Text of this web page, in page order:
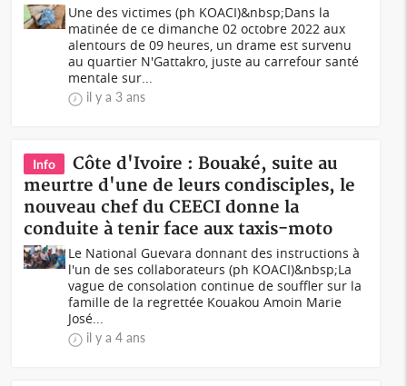
Une des victimes (ph KOACI)&nbsp;Dans la
matinée de ce dimanche 02 octobre 2022 aux
alentours de 09 heures, un drame est survenu
au quartier N'Gattakro, juste au carrefour santé
mentale sur...
il y a 3 ans
Info
Côte d'Ivoire : Bouaké, suite au
meurtre d'une de leurs condisciples, le
nouveau chef du CEECI donne la
conduite à tenir face aux taxis-moto
Le National Guevara donnant des instructions à
l'un de ses collaborateurs (ph KOACI)&nbsp;La
vague de consolation continue de souffler sur la
famille de la regrettée Kouakou Amoin Marie
José...
il y a 4 ans